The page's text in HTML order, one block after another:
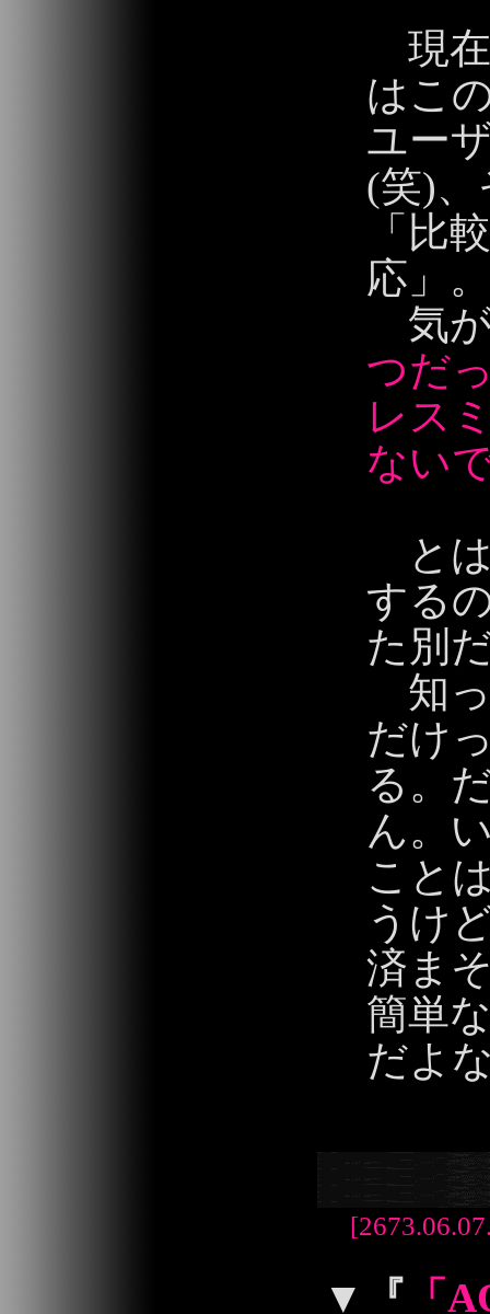
現在
はこ
ユー
(笑)
「比
応」。
気が
つだ
レス
ない
とは
する
た別
知っ
だけ
る。
ん。
こと
うけ
済ま
簡単
だよ
▼ 『 「